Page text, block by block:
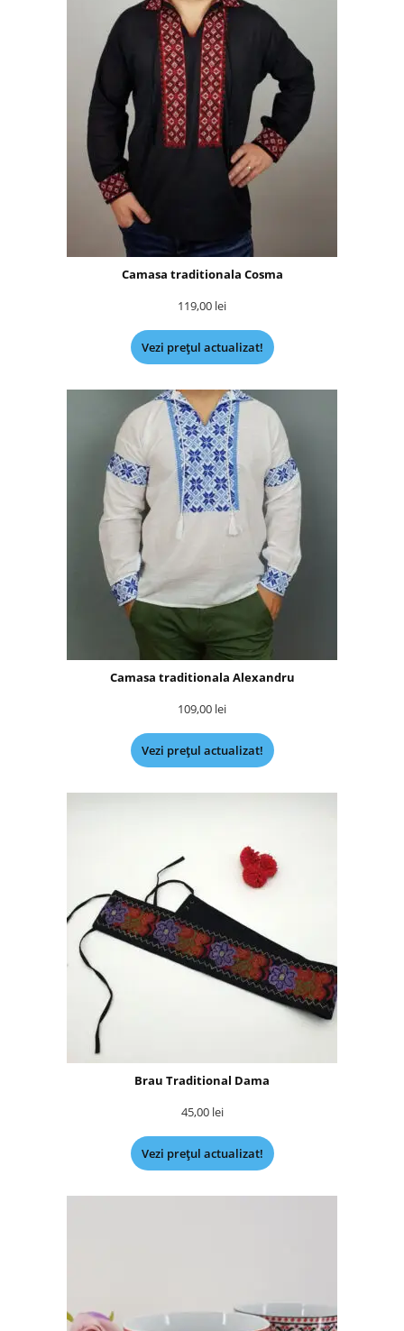
Camasa traditionala Cosma
119,00 lei
Vezi prețul actualizat!
Camasa traditionala Alexandru
109,00 lei
Vezi prețul actualizat!
Brau Traditional Dama
45,00 lei
Vezi prețul actualizat!